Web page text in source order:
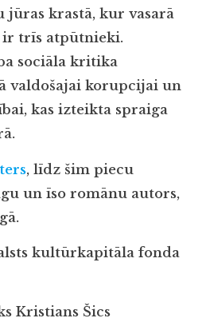
jūras krastā, kur vasarā
trīs atpūtnieki.
sociāla kritika
valdošajai korupcijai un
kas izteikta spraiga
, līdz šim piecu
un īso romānu autors,
kultūrkapitāla fonda
Kristians Šics